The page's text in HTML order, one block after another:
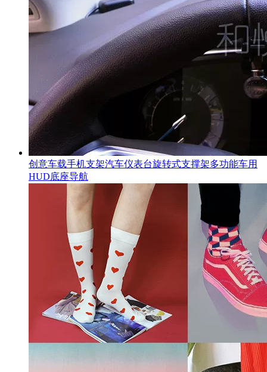
创意车载手机支架汽车仪表台旋转式支撑架多功能车用
HUD底座导航